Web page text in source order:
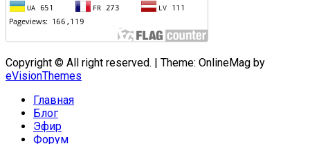
Copyright © All right reserved. | Theme: OnlineMag by
eVisionThemes
Главная
Блог
Эфир
Форум